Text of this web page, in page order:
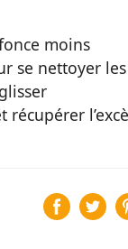
moins
se nettoyer les